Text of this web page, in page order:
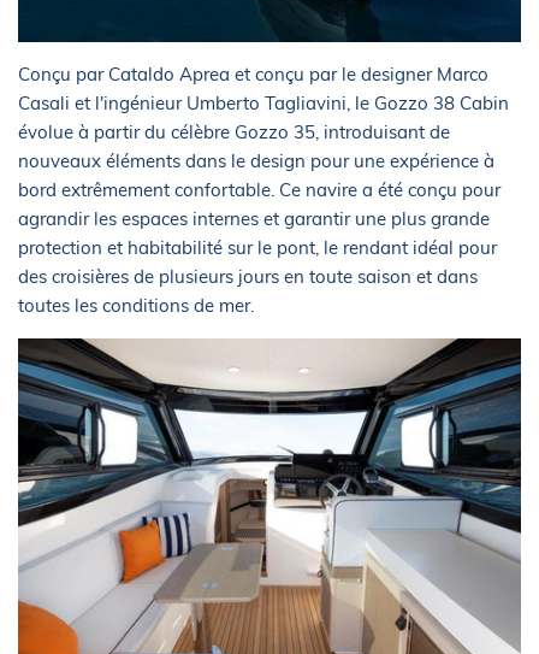
Conçu par Cataldo Aprea et conçu par le designer Marco
Casali et l'ingénieur Umberto Tagliavini, le Gozzo 38 Cabin
évolue à partir du célèbre Gozzo 35, introduisant de
nouveaux éléments dans le design pour une expérience à
bord extrêmement confortable. Ce navire a été conçu pour
agrandir les espaces internes et garantir une plus grande
protection et habitabilité sur le pont, le rendant idéal pour
des croisières de plusieurs jours en toute saison et dans
toutes les conditions de mer.